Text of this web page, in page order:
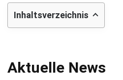
Inhaltsverzeichnis
Aktuelle News